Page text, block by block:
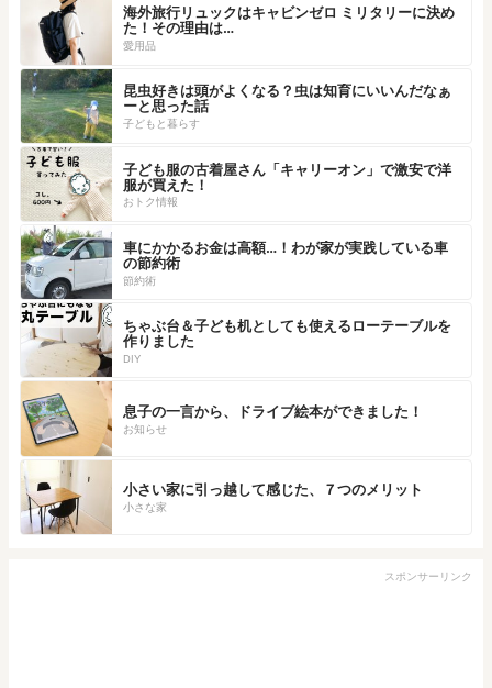
海外旅行リュックはキャビンゼロ ミリタリーに決め
た！その理由は…
愛用品
昆虫好きは頭がよくなる？虫は知育にいいんだなぁ
ーと思った話
子どもと暮らす
子ども服の古着屋さん「キャリーオン」で激安で洋
服が買えた！
おトク情報
車にかかるお金は高額…！わが家が実践している車
の節約術
節約術
ちゃぶ台＆子ども机としても使えるローテーブルを
作りました
DIY
息子の一言から、ドライブ絵本ができました！
お知らせ
小さい家に引っ越して感じた、７つのメリット
小さな家
スポンサーリンク